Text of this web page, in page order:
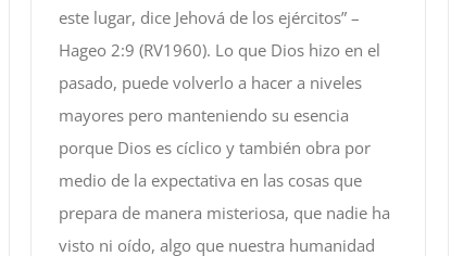
este lugar, dice Jehová de los ejércitos” –
Hageo 2:9 (RV1960). Lo que Dios hizo en el
pasado, puede volverlo a hacer a niveles
mayores pero manteniendo su esencia
porque Dios es cíclico y también obra por
medio de la expectativa en las cosas que
prepara de manera misteriosa, que nadie ha
visto ni oído, algo que nuestra humanidad